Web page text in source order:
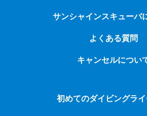
サンシャインスキューバ
よくある質問
キャンセルについ
初めてのダイビングラ